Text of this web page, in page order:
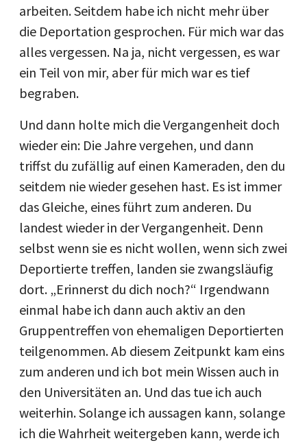
arbeiten. Seitdem habe ich nicht mehr über
die Deportation gesprochen. Für mich war das
alles vergessen. Na ja, nicht vergessen, es war
ein Teil von mir, aber für mich war es tief
begraben.
Und dann holte mich die Vergangenheit doch
wieder ein: Die Jahre vergehen, und dann
triffst du zufällig auf einen Kameraden, den du
seitdem nie wieder gesehen hast. Es ist immer
das Gleiche, eines führt zum anderen. Du
landest wieder in der Vergangenheit. Denn
selbst wenn sie es nicht wollen, wenn sich zwei
Deportierte treffen, landen sie zwangsläufig
dort. „Erinnerst du dich noch?“ Irgendwann
einmal habe ich dann auch aktiv an den
Gruppentreffen von ehemaligen Deportierten
teilgenommen. Ab diesem Zeitpunkt kam eins
zum anderen und ich bot mein Wissen auch in
den Universitäten an. Und das tue ich auch
weiterhin. Solange ich aussagen kann, solange
ich die Wahrheit weitergeben kann, werde ich